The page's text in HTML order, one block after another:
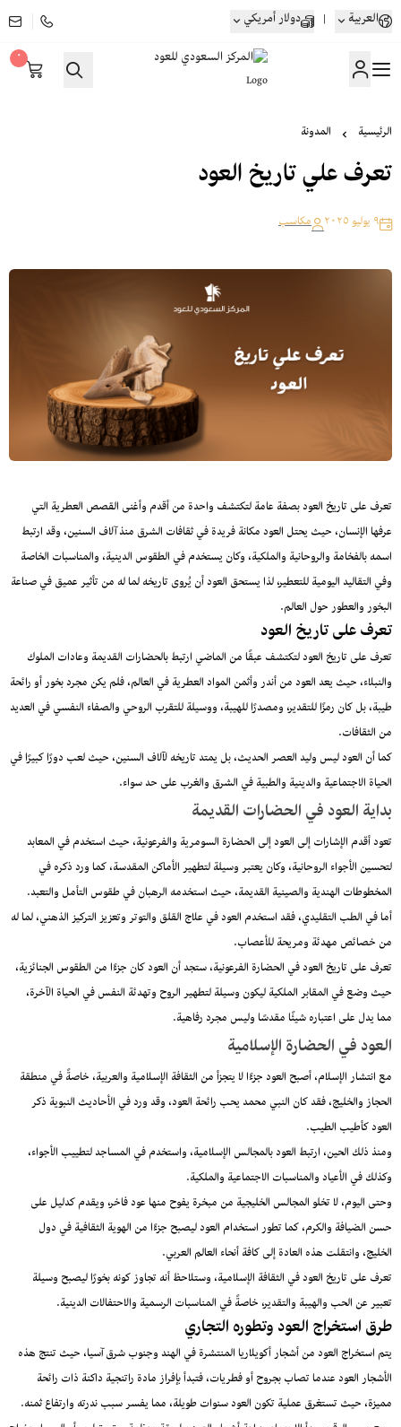
العربية | دولار أمريكي
المركز السعودي للعود
٠
الرئيسية المدونة
تعرف علي تاريخ العود
٩ يوليو ٢٠٢٥ مكاسب
تعرف على تاريخ العود بصفة عامة لتكتشف واحدة من أقدم وأغنى القصص العطرية التي
عرفها الإنسان، حيث يحتل العود مكانة فريدة في ثقافات الشرق منذ آلاف السنين، وقد ارتبط
اسمه بالفخامة والروحانية والملكية، وكان يستخدم في الطقوس الدينية، والمناسبات الخاصة
وفي التقاليد اليومية للتعطير، لذا يستحق العود أن يُروى تاريخه لما له من تأثير عميق في صناعة
البخور والعطور حول العالم.
تعرف على تاريخ العود
تعرف على تاريخ العود لتكتشف عبقًا من الماضي ارتبط بالحضارات القديمة وعادات الملوك
والنبلاء، حيث يعد العود من أندر وأثمن المواد العطرية في العالم، فلم يكن مجرد بخور أو رائحة
طيبة، بل كان رمزًا للتقدير، ومصدرًا للهيبة، ووسيلة للتقرب الروحي والصفاء النفسي في العديد
من الثقافات.
كما أن العود ليس وليد العصر الحديث، بل يمتد تاريخه لآلاف السنين، حيث لعب دورًا كبيرًا في
الحياة الاجتماعية والدينية والطبية في الشرق والغرب على حد سواء.
بداية العود في الحضارات القديمة
تعود أقدم الإشارات إلى العود إلى الحضارة السومرية والفرعونية، حيث استخدم في المعابد
لتحسين الأجواء الروحانية، وكان يعتبر وسيلة لتطهير الأماكن المقدسة، كما ورد ذكره في
المخطوطات الهندية والصينية القديمة، حيث استخدمه الرهبان في طقوس التأمل والتعبد.
أما في الطب التقليدي، فقد استخدم العود في علاج القلق والتوتر وتعزيز التركيز الذهني، لما له
من خصائص مهدئة ومريحة للأعصاب.
تعرف على تاريخ العود في الحضارة الفرعونية، ستجد أن العود كان جزءًا من الطقوس الجنائزية،
حيث وضع في المقابر الملكية ليكون وسيلة لتطهير الروح وتهدئة النفس في الحياة الآخرة،
مما يدل على اعتباره شيئًا مقدسًا وليس مجرد رفاهية.
العود في الحضارة الإسلامية
مع انتشار الإسلام، أصبح العود جزءًا لا يتجزأ من الثقافة الإسلامية والعربية، خاصةً في منطقة
الحجاز والخليج، فقد كان النبي محمد يحب رائحة العود، وقد ورد في الأحاديث النبوية ذكر
العود كأطيب الطيب.
ومنذ ذلك الحين، ارتبط العود بالمجالس الإسلامية، واستخدم في المساجد لتطييب الأجواء،
وكذلك في الأعياد والمناسبات الاجتماعية والملكية.
وحتى اليوم، لا تخلو المجالس الخليجية من مبخرة يفوح منها عود فاخر، ويقدم كدليل على
حسن الضيافة والكرم، كما تطور استخدام العود ليصبح جزءًا من الهوية الثقافية في دول
الخليج، وانتقلت هذه العادة إلى كافة أنحاء العالم العربي.
تعرف على تاريخ العود في الثقافة الإسلامية، وستلاحظ أنه تجاوز كونه بخورًا ليصبح وسيلة
تعبير عن الحب والهيبة والتقدير، خاصةً في المناسبات الرسمية والاحتفالات الدينية.
طرق استخراج العود وتطوره التجاري
يتم استخراج العود من أشجار أكويلاريا المنتشرة في الهند وجنوب شرق آسيا، حيث تنتج هذه
الأشجار العود عندما تصاب بجروح أو فطريات، فتبدأ بإفراز مادة راتنجية داكنة ذات رائحة
مميزة، حيث تستغرق عملية تكون العود سنوات طويلة، مما يفسر سبب ندرته وارتفاع ثمنه.